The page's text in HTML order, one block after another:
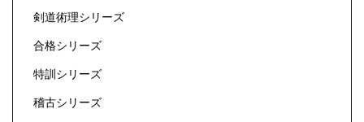
剣道術理シリーズ
合格シリーズ
特訓シリーズ
稽古シリーズ